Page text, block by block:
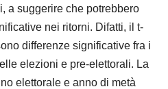
a suggerire che potrebbero
nei ritorni. Difatti, il t-
differenze significative fra i
elezioni e pre-elettorali. La
elettorale e anno di metà